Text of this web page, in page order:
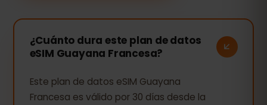
¿Cuánto dura este plan de datos
eSIM Guayana Francesa?
Este plan de datos eSIM Guayana
Francesa es válido por 30 días desde la